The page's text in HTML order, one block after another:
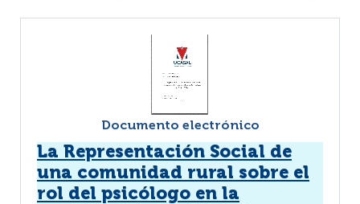
Documento electrónico
La Representación Social de
una comunidad rural sobre el
rol del psicólogo en la